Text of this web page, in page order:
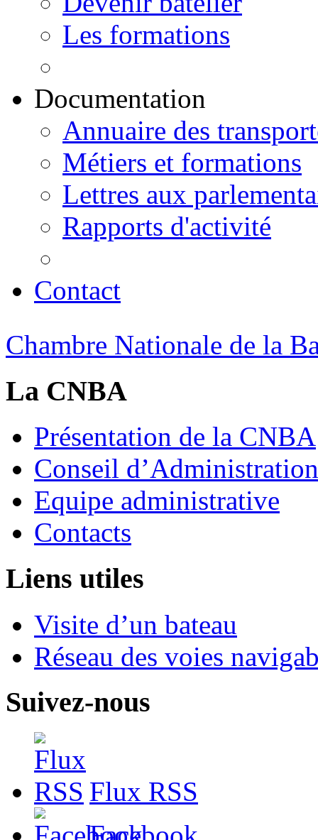
Les formations
Documentation
Annuaire des
Métiers et formations
Lettres aux
Rapports d'activité
Contact
Chambre Nationale de la
La CNBA
Présentation de la CNBA
Conseil d’Administration
Equipe administrative
Contacts
Liens utiles
Visite d’un bateau
Réseau des voies
Suivez-nous
Flux RSS